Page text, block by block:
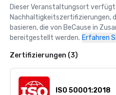
Dieser Veranstaltungsort
Nachhaltigkeitszertifizierungen,
basieren, die von BeCause in
bereitgestellt werden. Erfahren
Zertifizierungen (3)
ISO 50001:2018